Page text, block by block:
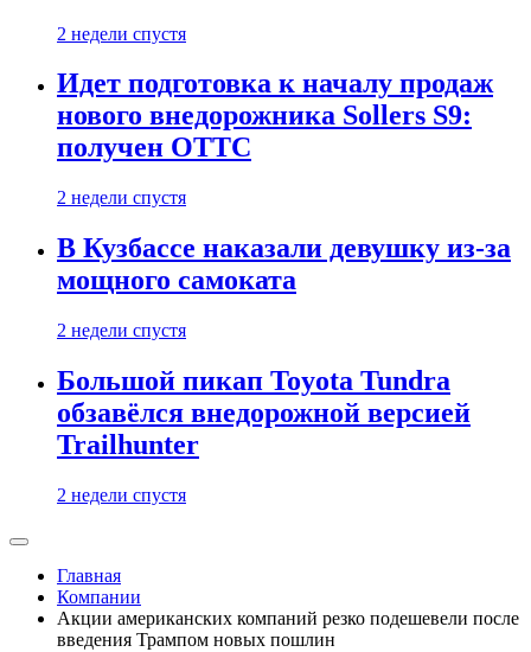
2 недели спустя
Идет подготовка к началу продаж
нового внедорожника Sollers S9:
получен ОТТС
2 недели спустя
В Кузбассе наказали девушку из-за
мощного самоката
2 недели спустя
Большой пикап Toyota Tundra
обзавёлся внедорожной версией
Trailhunter
2 недели спустя
Главная
Компании
Акции американских компаний резко подешевели после
введения Трампом новых пошлин